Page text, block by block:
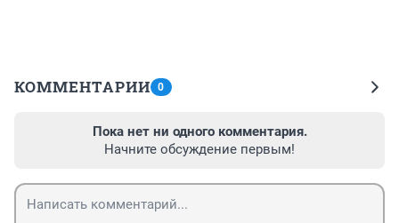
КОММЕНТАРИИ 0
Пока нет ни одного комментария.
Начните обсуждение первым!